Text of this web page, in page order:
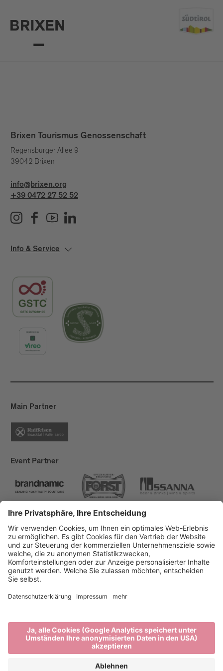
Brixen Tourismus Genossenschaft
Regensburger Allee 9
39042 Brixen
info@brixen.org
+39 0472 27 52 52
Info & Service
Main Partner
Event Partner
Brixen Tourismus
Privacy
Impressum
Förderungen
produced by